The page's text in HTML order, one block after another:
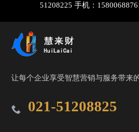
51208225 手机：
让每个企业享受智慧营销与服务带来
021-51208825